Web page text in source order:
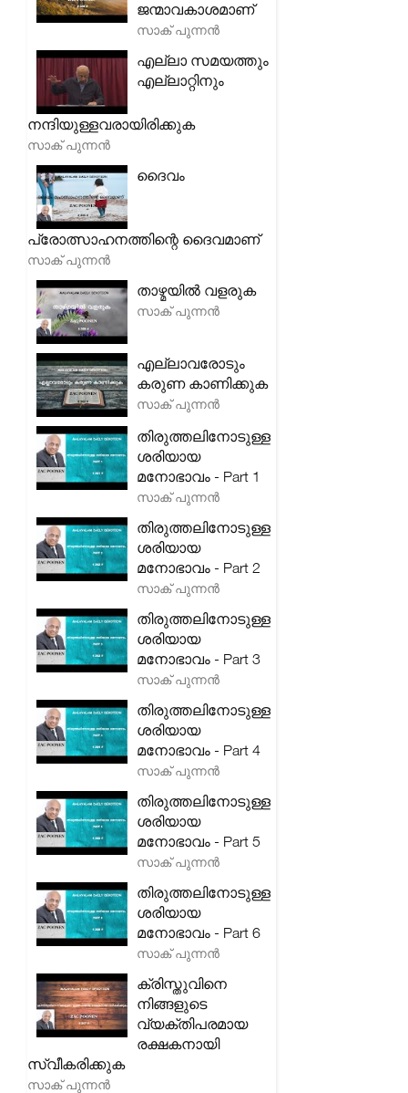
ജന്മാവകാശമാണ്
സാക് പുന്നൻ
എല്ലാ സമയത്തും
എല്ലാറ്റിനും
നന്ദിയുള്ളവരായിരിക്കുക
സാക് പുന്നൻ
ദൈവം
പ്രോത്സാഹനത്തിന്റെ ദൈവമാണ്
സാക് പുന്നൻ
താഴ്മയിൽ വളരുക
സാക് പുന്നൻ
എല്ലാവരോടും
കരുണ കാണിക്കുക
സാക് പുന്നൻ
തിരുത്തലിനോടുള്ള
ശരിയായ
മനോഭാവം - Part 1
സാക് പുന്നൻ
തിരുത്തലിനോടുള്ള
ശരിയായ
മനോഭാവം - Part 2
സാക് പുന്നൻ
തിരുത്തലിനോടുള്ള
ശരിയായ
മനോഭാവം - Part 3
സാക് പുന്നൻ
തിരുത്തലിനോടുള്ള
ശരിയായ
മനോഭാവം - Part 4
സാക് പുന്നൻ
തിരുത്തലിനോടുള്ള
ശരിയായ
മനോഭാവം - Part 5
സാക് പുന്നൻ
തിരുത്തലിനോടുള്ള
ശരിയായ
മനോഭാവം - Part 6
സാക് പുന്നൻ
ക്രിസ്തുവിനെ
നിങ്ങളുടെ
വ്യക്തിപരമായ
രക്ഷകനായി
സ്വീകരിക്കുക
സാക് പുന്നൻ